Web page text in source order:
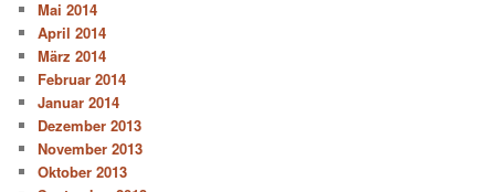
Mai 2014
April 2014
März 2014
Februar 2014
Januar 2014
Dezember 2013
November 2013
Oktober 2013